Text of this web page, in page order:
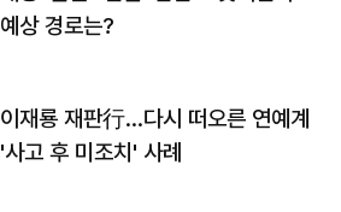
예상 경로는?
이재룡 재판行…다시 떠오른 연예계
'사고 후 미조치' 사례